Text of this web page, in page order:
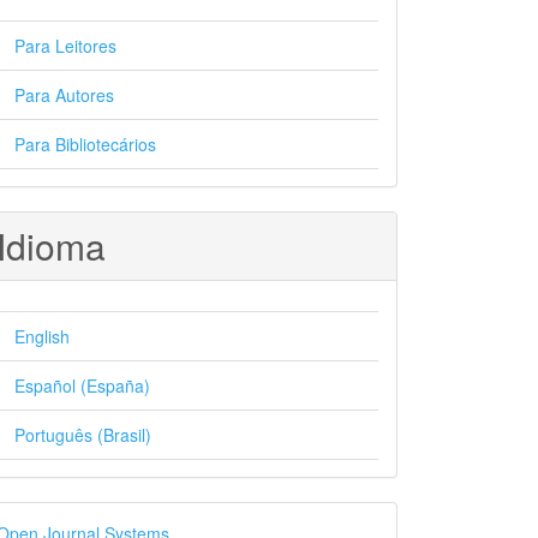
Para Leitores
Para Autores
Para Bibliotecários
English
Español (España)
Português (Brasil)
Journal Systems